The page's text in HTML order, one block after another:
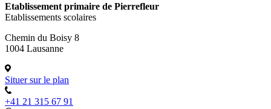
Etablissement primaire de Pierrefleur
Etablissements scolaires
Chemin du Boisy 8
1004 Lausanne
Situer sur le plan
+41 21 315 67 91